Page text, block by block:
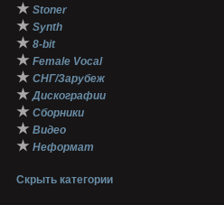
★ Stoner
★ Synth
★ 8-bit
★ Female Vocal
★ СНГ/Зарубеж
★ Дискографии
★ Сборники
★ Видео
★ Неформат
Скрыть категории